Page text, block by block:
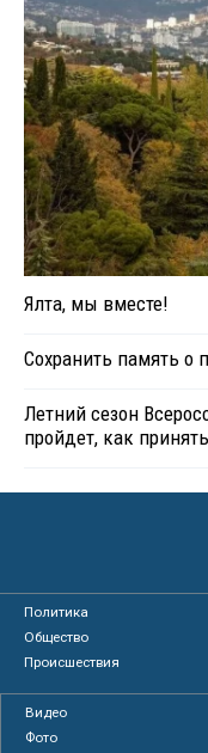
Ялта, мы вместе!
Сохранить память о
Летний сезон
пройдет, как
Политика
Общество
Происшествия
Видео
Фото